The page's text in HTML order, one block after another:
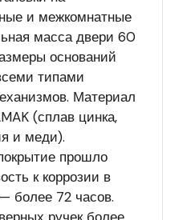
и межкомнатные
масса двери 60
оснований
типами
Материал
(сплав цинка,
и меди).
прошло
к коррозии в
более 72 часов.